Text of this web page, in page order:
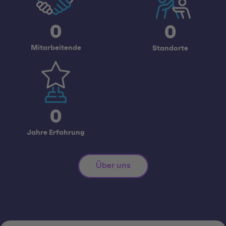
0
Mitarbeitende
0
Standorte
0
Jahre Erfahrung
Über uns